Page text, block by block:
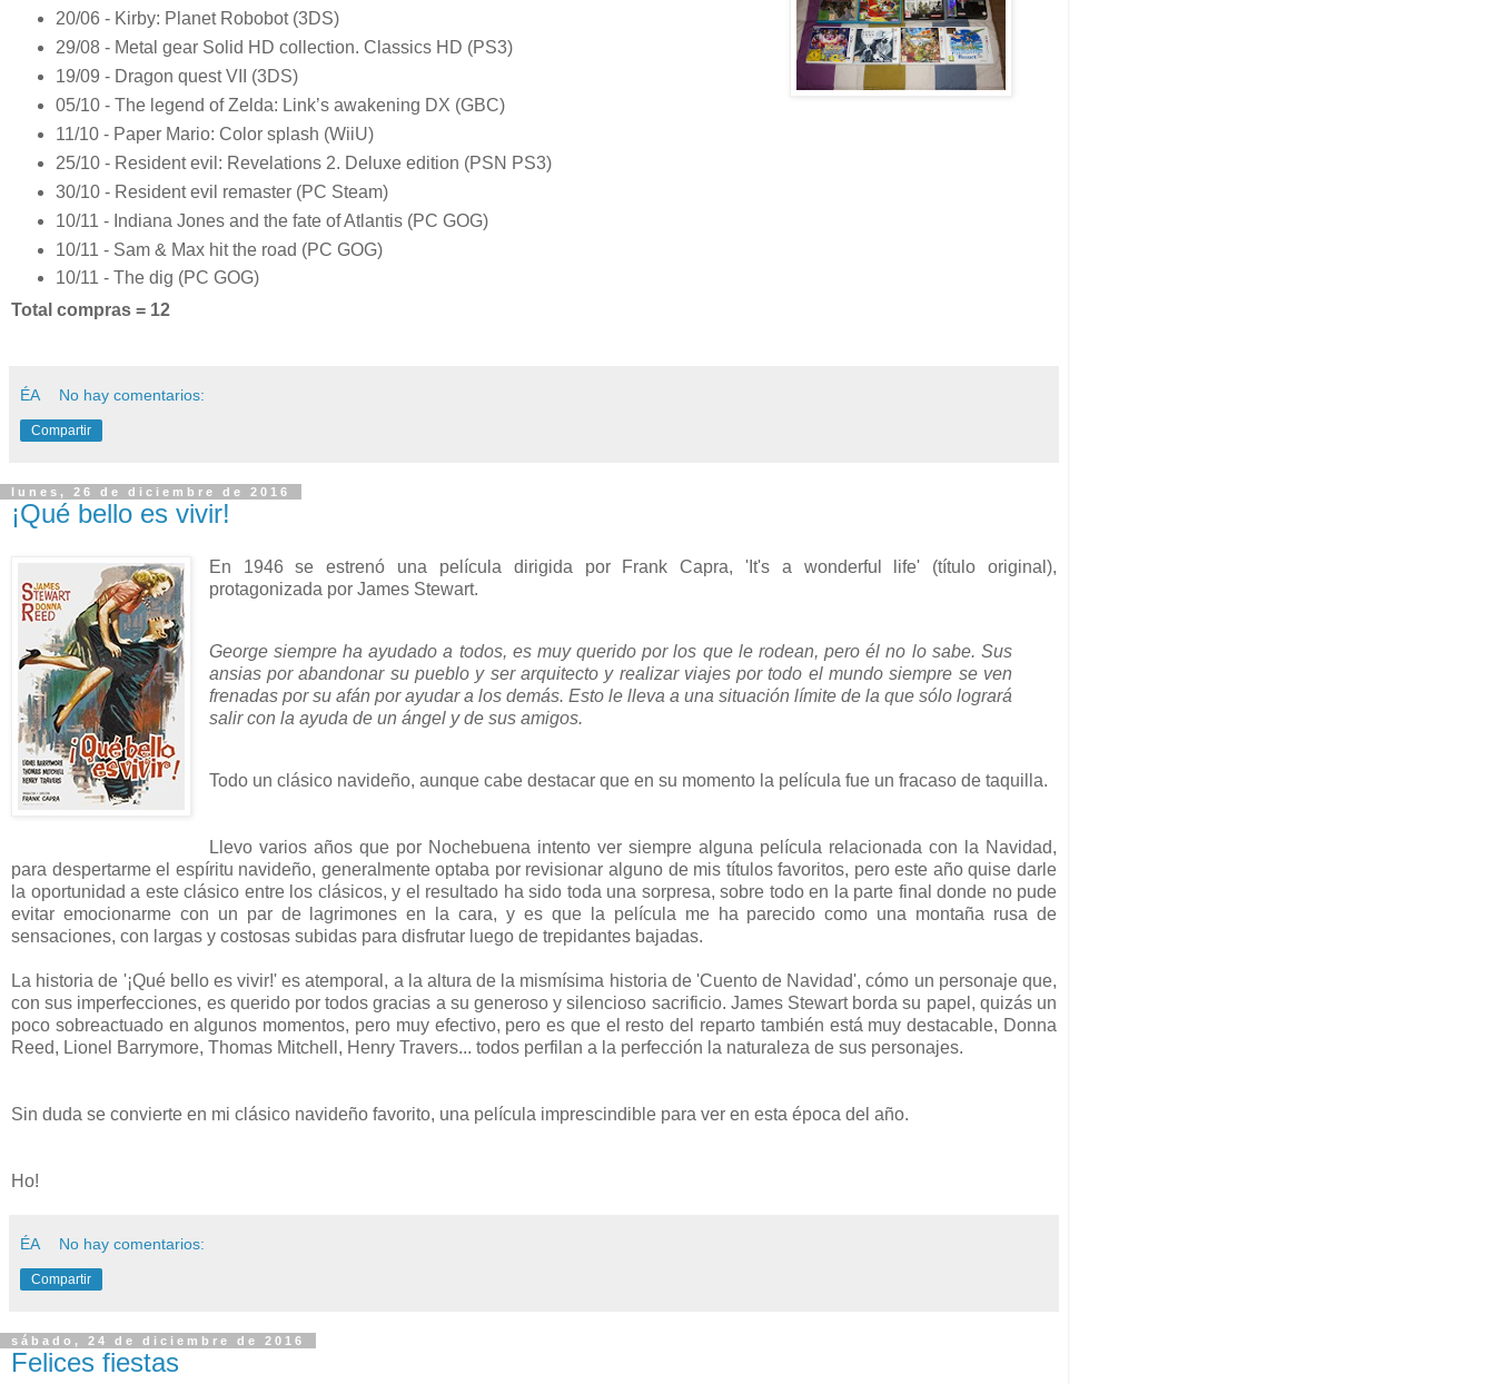
20/06 - Kirby: Planet Robobot (3DS)
29/08 - Metal gear Solid HD collection. Classics HD (PS3)
19/09 - Dragon quest VII (3DS)
05/10 - The legend of Zelda: Link’s awakening DX (GBC)
11/10 - Paper Mario: Color splash (WiiU)
25/10 - Resident evil: Revelations 2. Deluxe edition (PSN PS3)
30/10 - Resident evil remaster (PC Steam)
10/11 - Indiana Jones and the fate of Atlantis (PC GOG)
10/11 - Sam & Max hit the road (PC GOG)
10/11 - The dig (PC GOG)
Total compras = 12
ÉA No hay comentarios:
Compartir
lunes, 26 de diciembre de 2016
¡Qué bello es vivir!
En 1946 se estrenó una película dirigida por Frank Capra, 'It's a wonderful life' (título original),
protagonizada por James Stewart.
George siempre ha ayudado a todos, es muy querido por los que le rodean, pero él no lo sabe. Sus
ansias por abandonar su pueblo y ser arquitecto y realizar viajes por todo el mundo siempre se ven
frenadas por su afán por ayudar a los demás. Esto le lleva a una situación límite de la que sólo logrará
salir con la ayuda de un ángel y de sus amigos.
Todo un clásico navideño, aunque cabe destacar que en su momento la película fue un fracaso de taquilla.
Llevo varios años que por Nochebuena intento ver siempre alguna película relacionada con la Navidad,
para despertarme el espíritu navideño, generalmente optaba por revisionar alguno de mis títulos favoritos, pero este año quise darle
la oportunidad a este clásico entre los clásicos, y el resultado ha sido toda una sorpresa, sobre todo en la parte final donde no pude
evitar emocionarme con un par de lagrimones en la cara, y es que la película me ha parecido como una montaña rusa de
sensaciones, con largas y costosas subidas para disfrutar luego de trepidantes bajadas.
La historia de '¡Qué bello es vivir!' es atemporal, a la altura de la mismísima historia de 'Cuento de Navidad', cómo un personaje que,
con sus imperfecciones, es querido por todos gracias a su generoso y silencioso sacrificio. James Stewart borda su papel, quizás un
poco sobreactuado en algunos momentos, pero muy efectivo, pero es que el resto del reparto también está muy destacable, Donna
Reed, Lionel Barrymore, Thomas Mitchell, Henry Travers... todos perfilan a la perfección la naturaleza de sus personajes.
Sin duda se convierte en mi clásico navideño favorito, una película imprescindible para ver en esta época del año.
Ho!
ÉA No hay comentarios:
Compartir
sábado, 24 de diciembre de 2016
Felices fiestas